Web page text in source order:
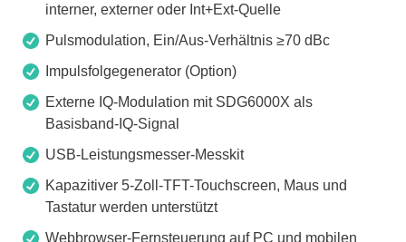
interner, externer oder Int+Ext-Quelle
Pulsmodulation, Ein/Aus-Verhältnis ≥70 dBc
Impulsfolgegenerator (Option)
Externe IQ-Modulation mit SDG6000X als
Basisband-IQ-Signal
USB-Leistungsmesser-Messkit
Kapazitiver 5-Zoll-TFT-Touchscreen, Maus und
Tastatur werden unterstützt
Webbrowser-Fernsteuerung auf PC und mobilen